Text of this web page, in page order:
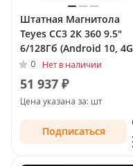
Штатная Магнитола
Teyes CC3 2К 360 9.5"
6/128Гб (Android 10, 4G,
DSP, QLed) - круговой
обзор для FAW Besturn
B30 I 2015 - 2020
0 Нет в наличии
51 937 ₽
Цена указана за: шт
Подписаться